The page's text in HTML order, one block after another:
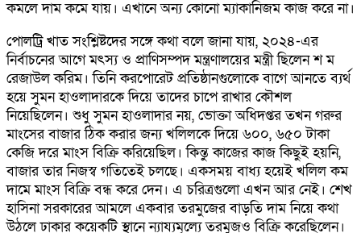
কমলে দাম কমে যায়। এখানে অন্য কোনো ম্যাকানিজম কাজ করে না।
পোলট্রি খাত সংশ্লিষ্টদের সঙ্গে কথা বলে জানা যায়, ২০২৪-এর
নির্বাচনের আগে মৎস্য ও প্রাণিসম্পদ মন্ত্রণালয়ের মন্ত্রী ছিলেন শ ম
রেজাউল করিম। তিনি করপোরেট প্রতিষ্ঠানগুলোকে বাগে আনতে ব্যর্থ
হয়ে সুমন হাওলাদারকে দিয়ে তাদের চাপে রাখার কৌশল
নিয়েছিলেন। শুধু সুমন হাওলাদার নয়, ভোক্তা অধিদপ্তর তখন গরুর
মাংসের বাজার ঠিক করার জন্য খলিলকে দিয়ে ৬০০, ৬৫০ টাকা
কেজি দরে মাংস বিক্রি করিয়েছিল। কিন্তু কাজের কাজ কিছুই হয়নি,
বাজার তার নিজস্ব গতিতেই চলছে। একসময় বাধ্য হয়েই খলিল কম
দামে মাংস বিক্রি বন্ধ করে দেন। এ চরিত্রগুলো এখন আর নেই। শেখ
হাসিনা সরকারের আমলে একবার তরমুজের বাড়তি দাম নিয়ে কথা
উঠলে ঢাকার কয়েকটি স্থানে ন্যায্যমূল্যে তরমুজও বিক্রি করেছিলেন।